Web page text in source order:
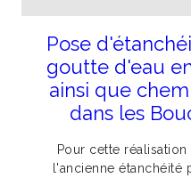
Pose
goutte d'eau
ainsi que
dans les
Pour cette
l'ancienne